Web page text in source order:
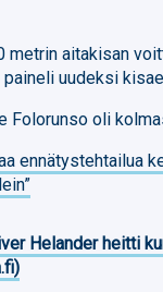
metrin aitakisan
uudeksi
Folorunso oli
ennätystehtailua
Helander heitti